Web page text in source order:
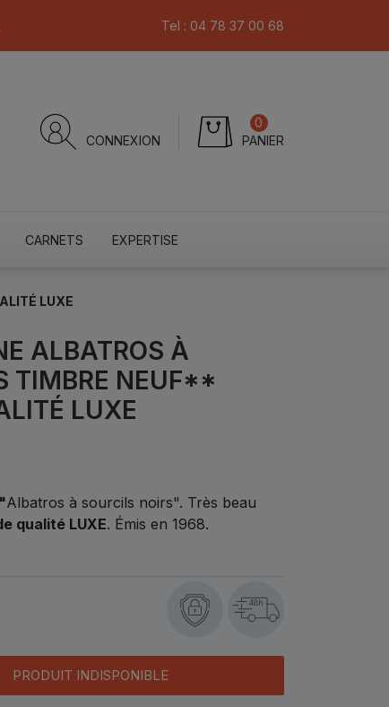
Tel : 04 78 37 00 68
CONNEXION PANIER
0
CARNETS EXPERTISE
LUXE
ALBATROS À
TIMBRE NEUF**
LUXE
Albatros à sourcils noirs". Très beau
qualité LUXE. Émis en 1968.
48h
PRODUIT INDISPONIBLE